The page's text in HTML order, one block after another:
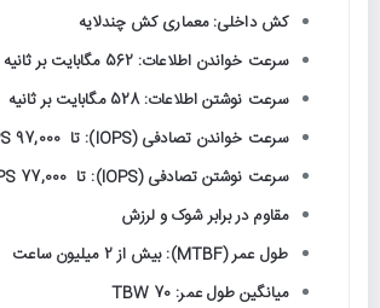
کش داخلی: معماری کش چندلایه
سرعت خواندن اطلاعات: 562 مگابایت بر ثانیه
سرعت نوشتن اطلاعات: 528 مگابایت بر ثانیه
سرعت خواندن تصادفی (IOPS): تا 97,000 IOPS
سرعت نوشتن تصادفی (IOPS): تا 77,000 IOPS
مقاوم در برابر شوک و لرزش
طول عمر (MTBF): بیش از 2 میلیون ساعت
میانگین طول عمر: 70 TBW